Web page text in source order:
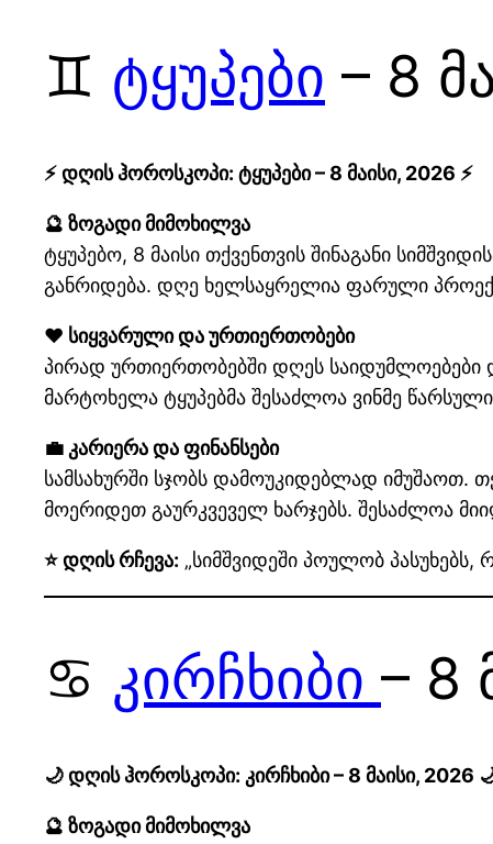
♊ ტყუპები – 8
⚡ დღის ჰოროსკოპი: ტყუპები – 8 მაისი, 2026 ⚡
🔮 ზოგადი მიმოხილვა
ტყუპებო, 8 მაისი თქვენთვის შინაგანი
განრიდება. დღე ხელსაყრელია ფარული
❤️ სიყვარული და ურთიერთობები
პირად ურთიერთობებში დღეს საიდუმლოებები
მარტოხელა ტყუპებმა შესაძლოა ვინმე
💼 კარიერა და ფინანსები
სამსახურში სჯობს დამოუკიდებლად იმუშაოთ.
მოერიდეთ გაურკვეველ ხარჯებს. შესაძლოა
⭐ დღის რჩევა: „სიმშვიდეში პოულობ პასუხებს,
♋ კირჩხიბი – 8
🌙 დღის ჰოროსკოპი: კირჩხიბი – 8 მაისი, 2026
🔮 ზოგადი მიმოხილვა